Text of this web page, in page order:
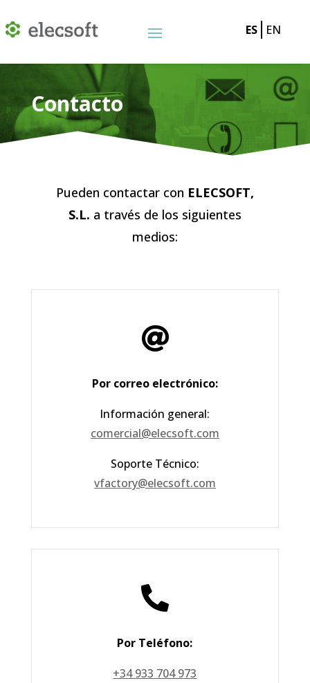
ES EN
Contacto
Pueden contactar con ELECSOFT,
S.L. a través de los siguientes
medios:

Por correo electrónico:
Información general:
comercial@elecsoft.com
Soporte Técnico:
vfactory@elecsoft.com

Por Teléfono:
+34 933 704 973